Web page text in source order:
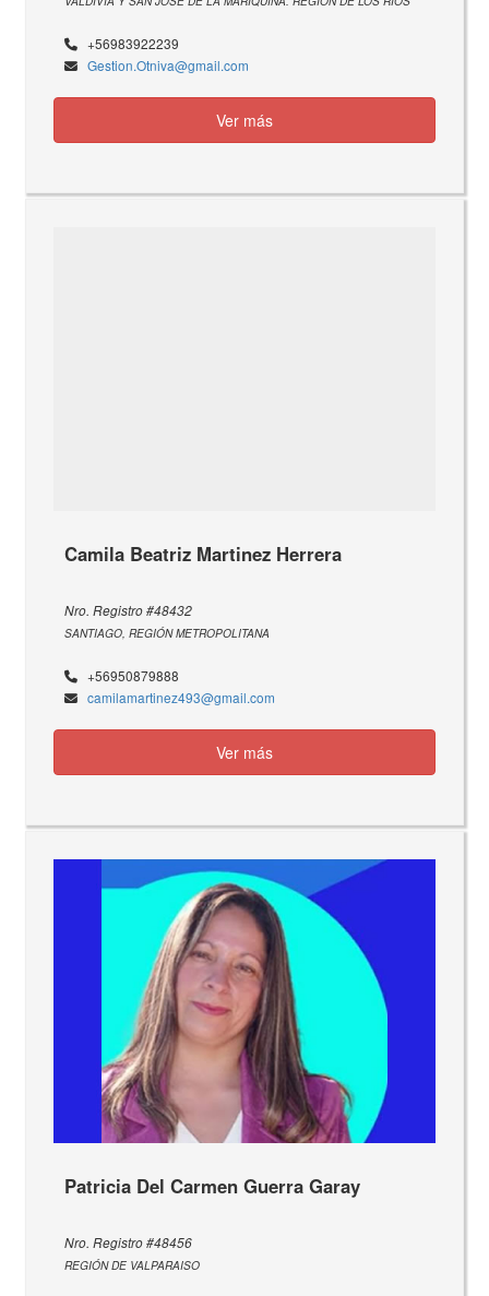
+56983922239
Gestion.Otniva@gmail.com
Ver más
Camila Beatriz Martinez Herrera
Nro. Registro #48432
SANTIAGO, REGIÓN METROPOLITANA
+56950879888
camilamartinez493@gmail.com
Ver más
Patricia Del Carmen Guerra Garay
Nro. Registro #48456
REGIÓN DE VALPARAISO